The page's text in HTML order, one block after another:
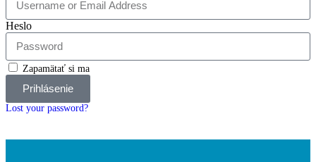
Heslo
Zapamätať si ma
Prihlásenie
Lost your password?